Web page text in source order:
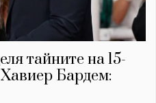
тайните на 15-
Бардем: